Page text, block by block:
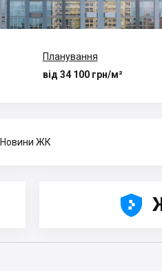
Планування
від 34 100 грн/м²
Новини ЖК




